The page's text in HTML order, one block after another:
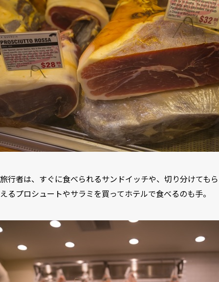
旅行者は、すぐに食べられるサンドイッチや、切り分けてもら
えるプロシュートやサラミを買ってホテルで食べるのも手。